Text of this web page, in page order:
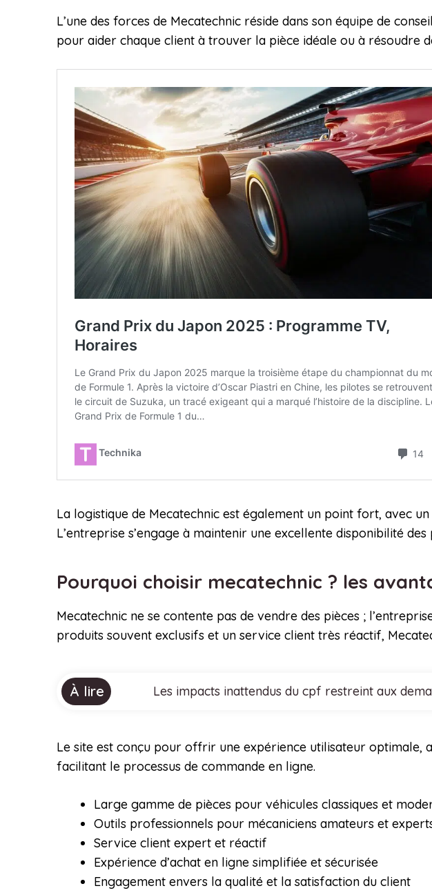
L’une des forces de Mecatechnic réside dans son équipe de
pour aider chaque client à trouver la pièce idéale ou à résoudre
La logistique de Mecatechnic est également un point fort, avec
L’entreprise s’engage à maintenir une excellente disponibilité
Pourquoi choisir mecatechnic ? les
Mecatechnic ne se contente pas de vendre des pièces ;
produits souvent exclusifs et un service client très réactif,
À lire Les impacts inattendus du cpf restreint aux
Le site est conçu pour offrir une expérience utilisateur optimale,
facilitant le processus de commande en ligne.
Large gamme de pièces pour véhicules classiques et
Outils professionnels pour mécaniciens amateurs et
Service client expert et réactif
Expérience d’achat en ligne simplifiée et sécurisée
Engagement envers la qualité et la satisfaction du client